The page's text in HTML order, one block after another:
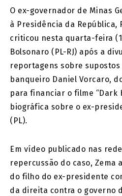
O ex-governador de Minas
à Presidência da República,
criticou nesta quarta-feira
Bolsonaro (PL-RJ) após a
reportagens sobre
banqueiro Daniel Vorcaro,
para financiar o filme “Dark
biográfica sobre o ex-
(PL).
Em vídeo publicado nas
repercussão do caso, Zema
do filho do ex-presidente
da direita contra o governo